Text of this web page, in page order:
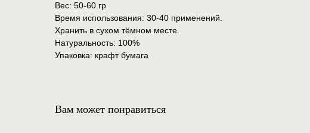
Вес: 50-60 гр
Время использования: 30-40 применений.
Хранить в сухом тёмном месте.
Натуральность: 100%
Упаковка: крафт бумага
Вам может понравиться